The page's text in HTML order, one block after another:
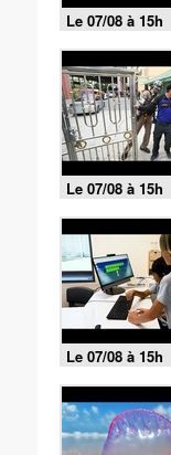
Le 07/08 à 15h
Le 07/08 à 15h
Le 07/08 à 15h